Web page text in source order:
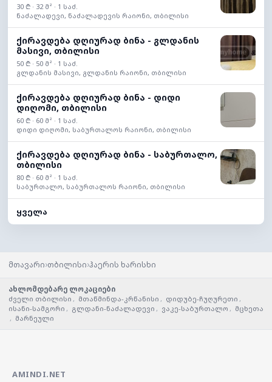
30 ₾ · 32 მ² · 1 საძ.
ნაძალადევი, ნაძალადევის რაიონი, თბილისი
ქირავდება დღიურად ბინა - გლდანის
მასივი, თბილისი
50 ₾ · 50 მ² · 1 საძ.
გლდანის მასივი, გლდანის რაიონი, თბილისი
ქირავდება დღიურად ბინა - დიდი
დიღომი, თბილისი
60 ₾ · 60 მ² · 1 საძ.
დიდი დიღომი, საბურთალოს რაიონი, თბილისი
ქირავდება დღიურად ბინა - საბურთალო,
თბილისი
80 ₾ · 60 მ² · 1 საძ.
საბურთალო, საბურთალოს რაიონი, თბილისი
ყველა
მთავარი›თბილისი›ჰაერის ხარისხი
ახლომდებარე ლოკაციები
ძველი თბილისი , მთაწმინდა-კრწანისი , დიდუბე-ჩუღურეთი ,
ისანი-სამგორი , გლდანი-ნაძალადევი , ვაკე-საბურთალო , მცხეთა
, მარნეული
AMINDI.NET